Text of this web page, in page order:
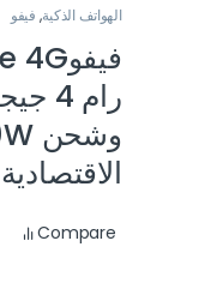
الهواتف الذكية, فيفو
الاقتصادية
Compare